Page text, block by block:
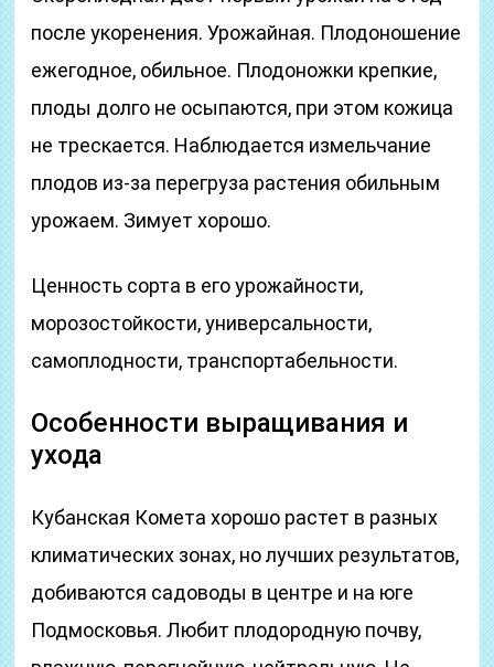
после укоренения. Урожайная. Плодоношение
ежегодное, обильное. Плодоножки крепкие,
плоды долго не осыпаются, при этом кожица
не трескается. Наблюдается измельчание
плодов из-за перегруза растения обильным
урожаем. Зимует хорошо.
Ценность сорта в его урожайности,
морозостойкости, универсальности,
самоплодности, транспортабельности.
Особенности выращивания и
ухода
Кубанская Комета хорошо растет в разных
климатических зонах, но лучших результатов,
добиваются садоводы в центре и на юге
Подмосковья. Любит плодородную почву,